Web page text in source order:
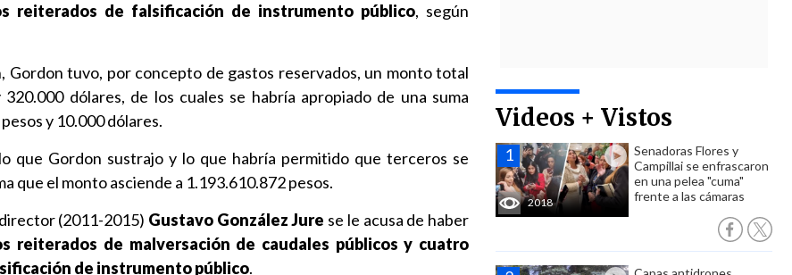
Videos + Vistos
2018
Senadoras Flores y
Campillai se enfrascaron
en una pelea "cuma"
frente a las cámaras
reiterados de falsificación de instrumento público, según
Gordon tuvo, por concepto de gastos reservados, un monto total
dólares, de los cuales se habría apropiado de una suma
y 10.000 dólares.
que Gordon sustrajo y lo que habría permitido que terceros se
que el monto asciende a 1.193.610.872 pesos.
(2011-2015) Gustavo González Jure se le acusa de haber
reiterados de malversación de caudales públicos y cuatro
de instrumento público.